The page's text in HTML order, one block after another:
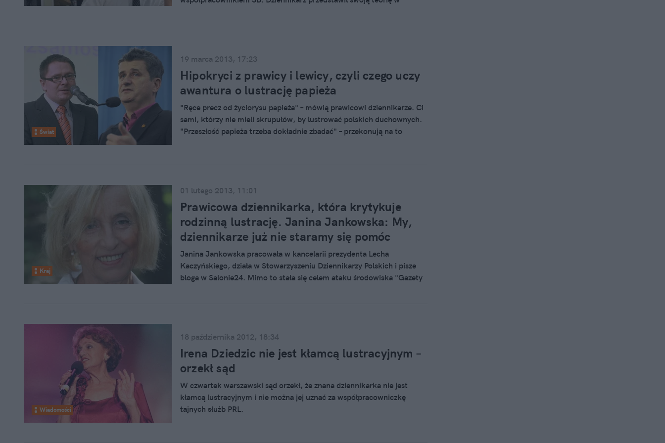
Świat
19 marca 2013, 17:23
Hipokryci z prawicy i lewicy, czyli czego uczy
awantura o lustrację papieża
"Ręce precz od życiorysu papieża" – mówią prawicowi dziennikarze. Ci
sami, którzy nie mieli skrupułów, by lustrować polskich duchownych.
"Przeszłość papieża trzeba dokładnie zbadać" – przekonują na to
Kraj
01 lutego 2013, 11:01
Prawicowa dziennikarka, która krytykuje
rodzinną lustrację. Janina Jankowska: My,
dziennikarze już nie staramy się pomóc
Janina Jankowska pracowała w kancelarii prezydenta Lecha
Kaczyńskiego, działa w Stowarzyszeniu Dziennikarzy Polskich i pisze
bloga w Salonie24. Mimo to stała się celem ataku środowiska "Gazety
obie są Polsce potrzebne. Oczywiście, jeśli się nie wykrwawią – mówi w
rozmowie z naTemat.
Wiadomości
18 października 2012, 18:34
Irena Dziedzic nie jest kłamcą lustracyjnym –
orzekł sąd
W czwartek warszawski sąd orzekł, że znana dziennikarka nie jest
kłamcą lustracyjnym i nie można jej uznać za współpracowniczkę
tajnych służb PRL.